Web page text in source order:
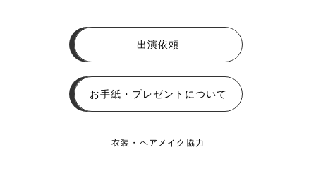
出演依頼
お手紙・プレゼントについて
衣装・ヘアメイク協力